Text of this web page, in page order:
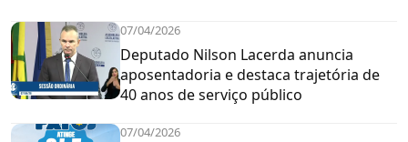
07/04/2026
Deputado Nilson Lacerda anuncia
aposentadoria e destaca trajetória de
40 anos de serviço público
07/04/2026